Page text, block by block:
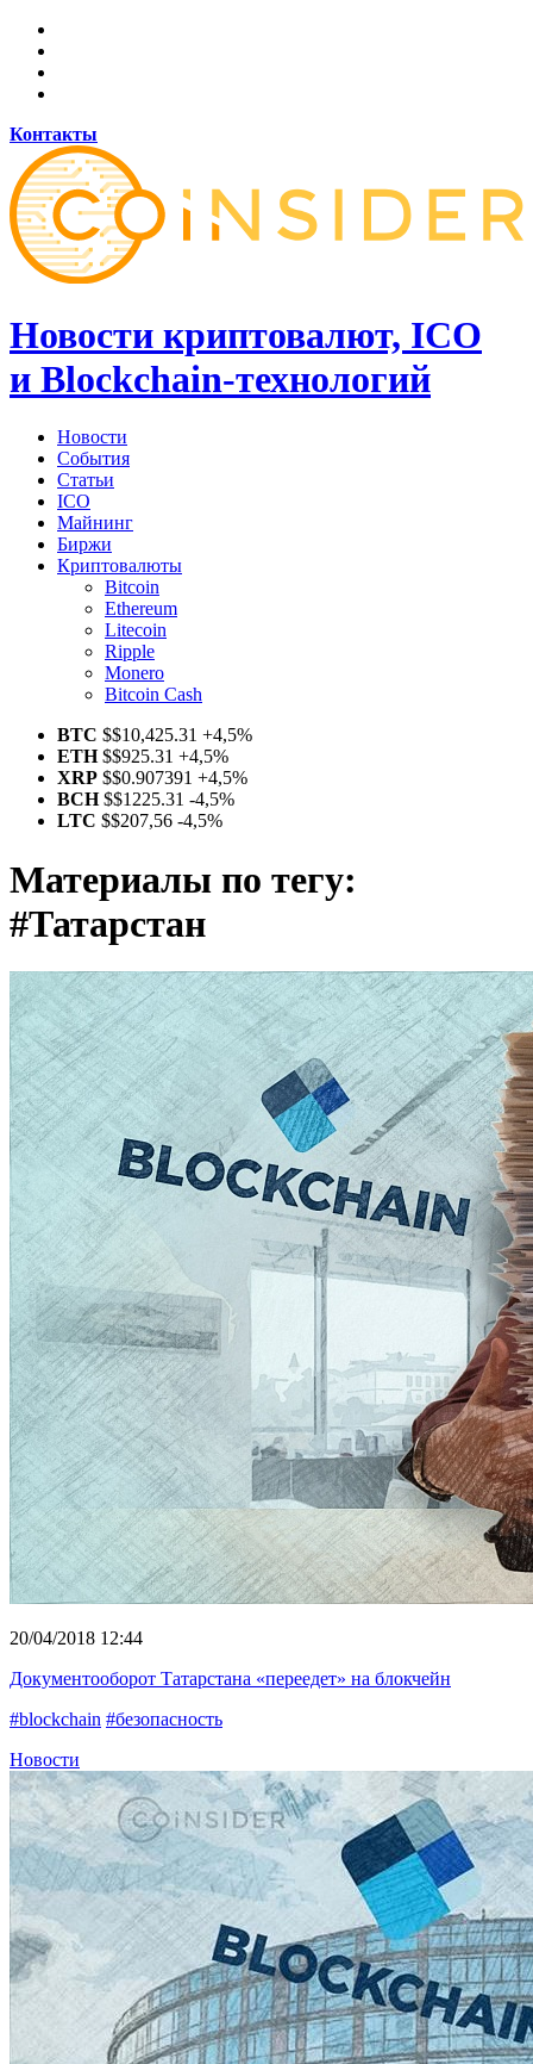
Контакты
Новости криптовалют, ICO
и Blockchain-технологий
Новости
События
Статьи
ICO
Майнинг
Биржи
Криптовалюты
Bitcoin
Ethereum
Litecoin
Ripple
Monero
Bitcoin Cash
BTC $$10,425.31 +4,5%
ETH$$925.31 +4,5%
XRP $$0.907391 +4,5%
BCH$$1225.31 -4,5%
LTC $$207,56 -4,5%
Материалы по тегу:
#Татарстан
20/04/2018 12:44
Документооборот Татарстана «переедет» на блокчейн
#blockchain #безопасность
Новости